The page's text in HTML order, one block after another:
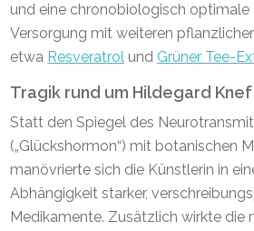
und eine chronobiologisch optimale
Versorgung mit weiteren
etwa Resveratrol und Grüner Tee-
Tragik rund um Hildegard Knef
Statt den Spiegel des
(„Glückshormon“) mit botanischen
manövrierte sich die Künstlerin in
Abhängigkeit starker,
Medikamente. Zusätzlich wirkte die